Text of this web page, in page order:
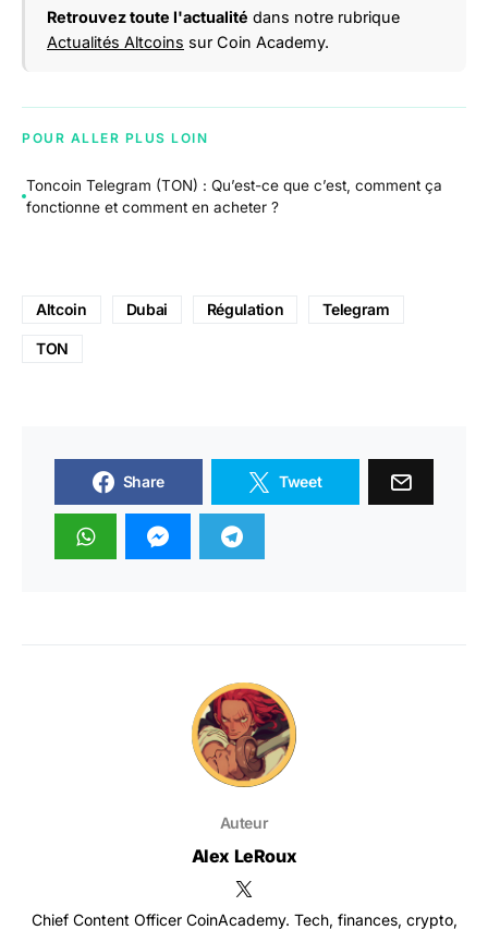
Retrouvez toute l'actualité dans notre rubrique
Actualités Altcoins sur Coin Academy.
POUR ALLER PLUS LOIN
Toncoin Telegram (TON) : Qu’est-ce que c’est, comment ça
fonctionne et comment en acheter ?
Altcoin Dubai Régulation Telegram
TON
Share Tweet
Auteur
Alex LeRoux
Chief Content Officer CoinAcademy. Tech, finances, crypto,